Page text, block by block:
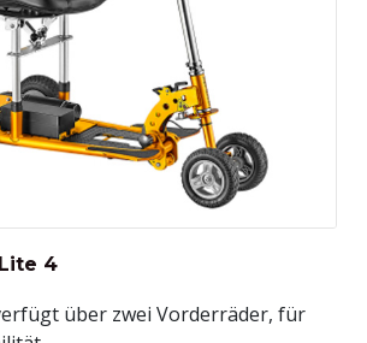
4
über zwei Vorderräder, für